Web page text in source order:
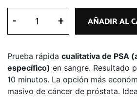
- + AÑADIR AL
Prueba rápida cualitativa de PSA
específico) en sangre. Resultado
10 minutos. La opción más
masivo de cáncer de próstata.